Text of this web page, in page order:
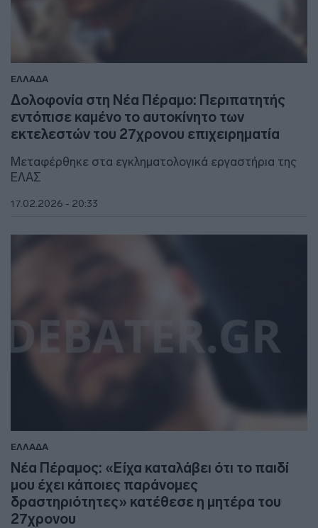
ΕΛΛΑΔΑ
Δολοφονία στη Νέα Πέραμο: Περιπατητής
εντόπισε καμένο το αυτοκίνητο των
εκτελεστών του 27χρονου επιχειρηματία
Mεταφέρθηκε στα εγκληματολογικά εργαστήρια της
ΕΛΑΣ
17.02.2026 - 20:33
ΕΛΛΑΔΑ
Νέα Πέραμος: «Είχα καταλάβει ότι το παιδί
μου έχει κάποιες παράνομες
δραστηριότητες» κατέθεσε η μητέρα του
27χρονου